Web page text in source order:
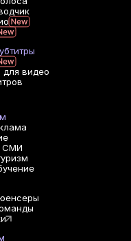
для видео
СМИ